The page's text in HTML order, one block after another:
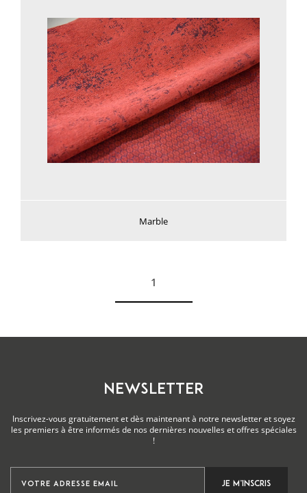
Marble
Voir plus
1
NEWSLETTER
Inscrivez-vous gratuitement et dès maintenant à notre newsletter et soyez
les premiers à être informés de nos dernières nouvelles et offres spéciales
!